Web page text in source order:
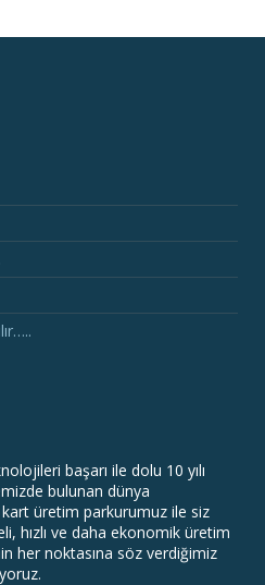
başarı ile dolu 10 yılı
bulunan dünya
üretim parkurumuz ile siz
hızlı ve daha ekonomik üretim
her noktasına söz verdiğimiz